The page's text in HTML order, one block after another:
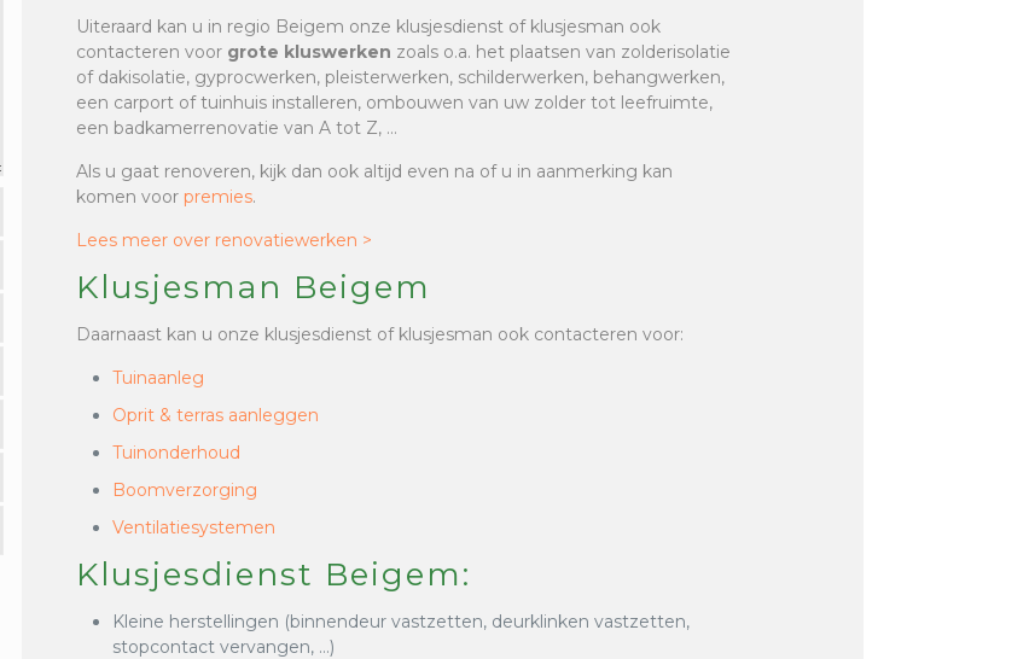
Uiteraard kan u in regio Beigem onze klusjesdienst of klusjesman ook
contacteren voor grote kluswerken zoals o.a. het plaatsen van zolderisolatie
of dakisolatie, gyprocwerken, pleisterwerken, schilderwerken, behangwerken,
een carport of tuinhuis installeren, ombouwen van uw zolder tot leefruimte,
een badkamerrenovatie van A tot Z, …
Als u gaat renoveren, kijk dan ook altijd even na of u in aanmerking kan
komen voorpremies.
Lees meer over renovatiewerken >
Klusjesman Beigem
Daarnaast kan u onze klusjesdienst of klusjesman ook contacteren voor:
Tuinaanleg
Oprit & terras aanleggen
Tuinonderhoud
Boomverzorging
Ventilatiesystemen
Klusjesdienst Beigem:
Kleine herstellingen (binnendeur vastzetten, deurklinken vastzetten,
stopcontact vervangen, …)